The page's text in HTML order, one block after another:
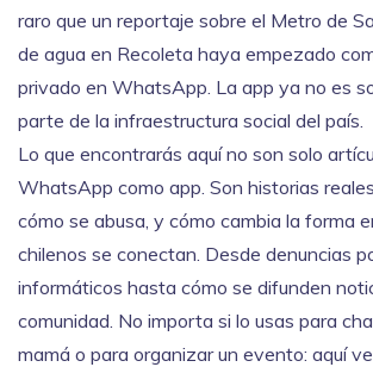
raro que un reportaje sobre el Metro de
de agua en Recoleta haya empezado
privado en WhatsApp. La app ya no es
parte de la infraestructura social del país.
Lo que encontrarás aquí no son solo
WhatsApp como app. Son historias
cómo se abusa, y cómo cambia la forma
chilenos se conectan. Desde denuncias
informáticos hasta cómo se difunden
comunidad. No importa si lo usas para
mamá o para organizar un evento: aquí